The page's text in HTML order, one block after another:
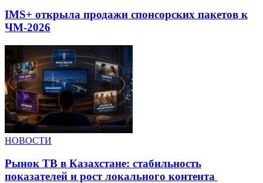
IMS+ открыла продажи спонсорских пакетов к
ЧМ-2026
НОВОСТИ
Рынок ТВ в Казахстане: стабильность
показателей и рост локального контента